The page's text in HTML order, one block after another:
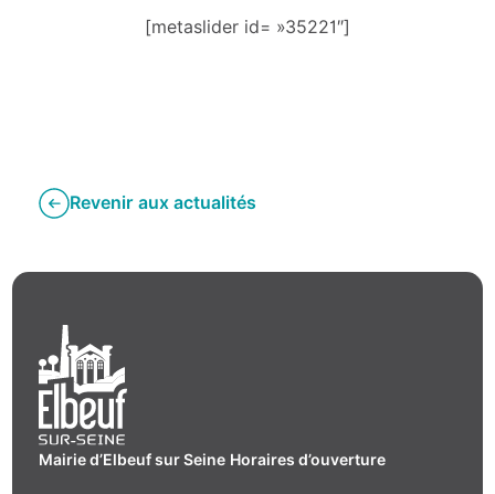
[metaslider id= »35221″]
Revenir aux actualités
Mairie d’Elbeuf sur Seine Horaires d’ouverture